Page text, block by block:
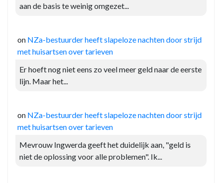
aan de basis te weinig omgezet...
on NZa-bestuurder heeft slapeloze nachten door strijd
met huisartsen over tarieven
Er hoeft nog niet eens zo veel meer geld naar de eerste
lijn. Maar het...
on NZa-bestuurder heeft slapeloze nachten door strijd
met huisartsen over tarieven
Mevrouw Ingwerda geeft het duidelijk aan, "geld is
niet de oplossing voor alle problemen". Ik...